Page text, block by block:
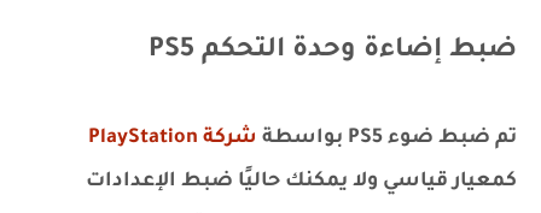
ضبط إضاءة وحدة التحكم PS5
تم ضبط ضوء PS5 بواسطة
شركة PlayStation
كمعيار قياسي ولا يمكنك حاليًا ضبط الإعدادات